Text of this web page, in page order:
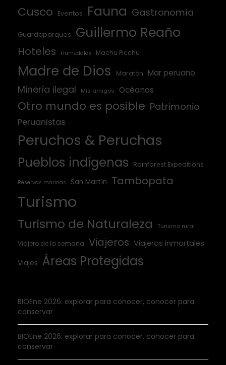
Cusco Eventos Fauna Gastronomía
Guardaparques Guillermo Reaño
Hoteles Humedales Machu Picchu
Madre de Dios Maratón Mar peruano
Minería ilegal Mis amigos Océanos
Otro mundo es posible Patrimonio
Peruanistas
Peruchos & Peruchas
Pueblos indígenas Rainforest Expeditions
Reservas marinas San Martín Tambopata
Turismo
Turismo de Naturaleza Turismo rural
Viajero de la semana Viajeros Viajeros inmortales
Viajes Áreas Protegidas
BIOEne 2026: explorar para conocer, conocer para
conservar
BIOEne 2026: explorar para conocer, conocer para
conservar